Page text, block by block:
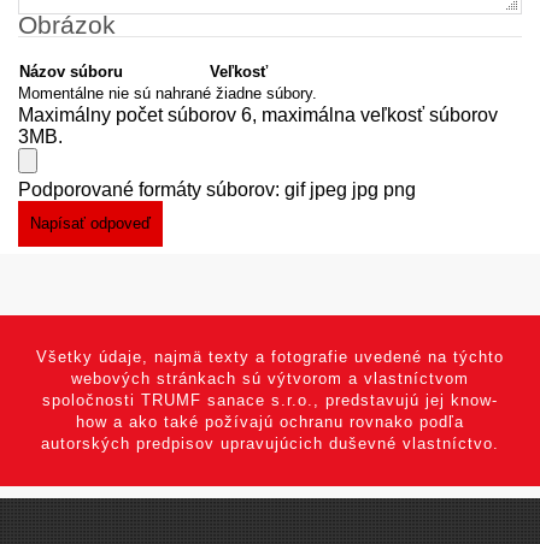
Obrázok
Názov súboru
Veľkosť
Momentálne nie sú nahrané žiadne súbory.
Maximálny počet súborov 6, maximálna veľkosť súborov
3MB.
Podporované formáty súborov: gif jpeg jpg png
Všetky údaje, najmä texty a fotografie uvedené na týchto
webových stránkach sú výtvorom a vlastníctvom
spoločnosti TRUMF sanace s.r.o., predstavujú jej know-
how a ako také požívajú ochranu rovnako podľa
autorských predpisov upravujúcich duševné vlastníctvo.